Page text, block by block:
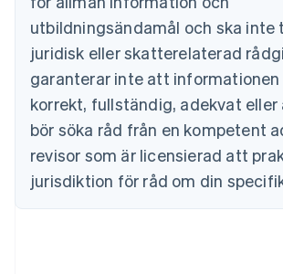
utbildningsändamål och ska inte
juridisk eller skatterelaterad
garanterar inte att informationen
korrekt, fullständig, adekvat eller
bör söka råd från en kompetent
revisor som är licensierad att
jurisdiktion för råd om din
English
Estland
English
简体中文English
Finland
English Svenska
Frankrike
FrançaisEnglish
Förenade Arabemiraten
Gibraltar